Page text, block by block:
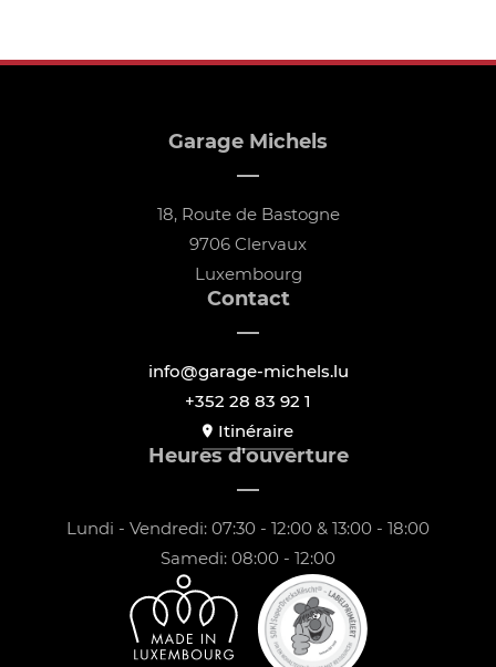
Garage Michels
18, Route de Bastogne
9706 Clervaux
Luxembourg
Contact
info@garage-michels.lu
+352 28 83 92 1
Itinéraire
Heures d'ouverture
Lundi - Vendredi: 07:30 - 12:00 & 13:00 - 18:00
Samedi: 08:00 - 12:00